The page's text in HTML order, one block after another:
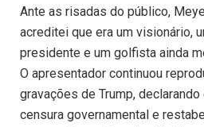
Ante as risadas do público,
acreditei que era um visionário,
presidente e um golfista ainda
O apresentador continuou
gravações de Trump,
censura governamental e